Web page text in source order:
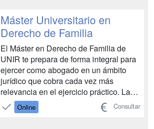
Sagardoy de Derecho del Trabajo,
estudiarás con casos práct...
Máster Universitario en
Derecho de Familia
El Máster en Derecho de Familia de
UNIR te prepara de forma integral para
ejercer como abogado en un ámbito
jurídico que cobra cada vez más
relevancia en el ejercicio práctico. La
demanda de profesionales
especializados en esta rama del
Online Consultar